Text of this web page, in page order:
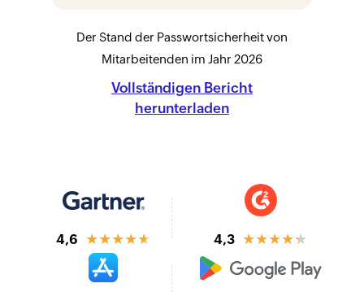
Der Stand der Passwortsicherheit von
Mitarbeitenden im Jahr 2026
Vollständigen Bericht
herunterladen
4,6 ★★★★★ 4,3 ★★★★★